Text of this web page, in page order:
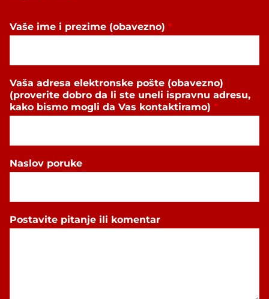
Vaše ime i prezime (obavezno) *
Vaša adresa elektronske pošte (obavezno)
(proverite dobro da li ste uneli ispravnu adresu,
kako bismo mogli da Vas kontaktiramo) *
Naslov poruke
Postavite pitanje ili komentar